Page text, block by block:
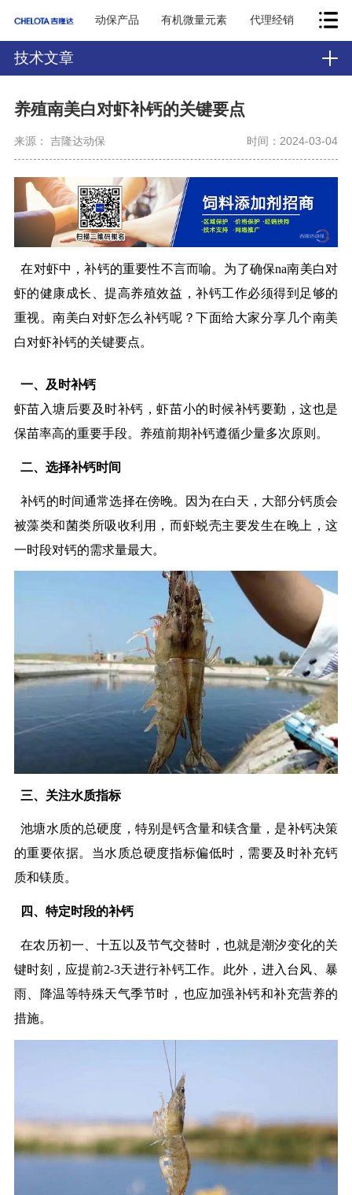
动保产品 有机微量元素 代理经销
技术文章
养殖南美白对虾补钙的关键要点
来源： 吉隆达动保 时间：2024-03-04
在对虾中，补钙的重要性不言而喻。为了确保na南美白对
虾的健康成长、提高养殖效益，补钙工作必须得到足够的
重视。南美白对虾怎么补钙呢？下面给大家分享几个南美
白对虾补钙的关键要点。
一、及时补钙
虾苗入塘后要及时补钙，虾苗小的时候补钙要勤，这也是
保苗率高的重要手段。养殖前期补钙遵循少量多次原则。
二、选择补钙时间
补钙的时间通常选择在傍晚。因为在白天，大部分钙质会
被藻类和菌类所吸收利用，而虾蜕壳主要发生在晚上，这
一时段对钙的需求量最大。
三、关注水质指标
池塘水质的总硬度，特别是钙含量和镁含量，是补钙决策
的重要依据。当水质总硬度指标偏低时，需要及时补充钙
质和镁质。
四、特定时段的补钙
在农历初一、十五以及节气交替时，也就是潮汐变化的关
键时刻，应提前2-3天进行补钙工作。此外，进入台风、暴
雨、降温等特殊天气季节时，也应加强补钙和补充营养的
措施。